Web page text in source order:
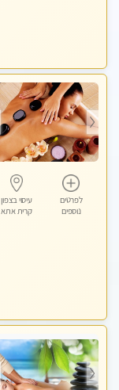
לפרטים
נוספים
עיסוי בצפון
קרית אתא